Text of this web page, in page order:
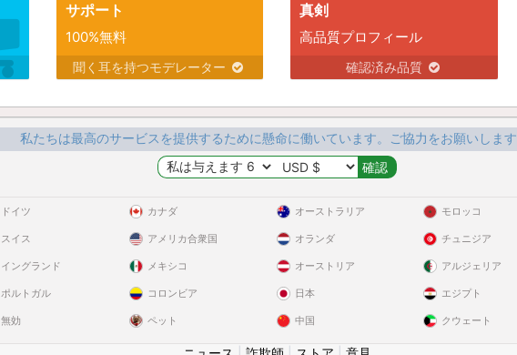
サポート
100%無料
聞く耳を持つモデレーター
真剣
高品質プロフィール
確認済み品質
私たちは最高のサービスを提供するために懸命に働いています。ご協力をお願いします
ドイツ
スイス
イングランド
ポルトガル
無効
カナダ
アメリカ合衆国
メキシコ
コロンビア
ペット
オーストラリア
オランダ
オーストリア
日本
中国
モロッコ
チュニジア
アルジェリア
エジプト
クウェート